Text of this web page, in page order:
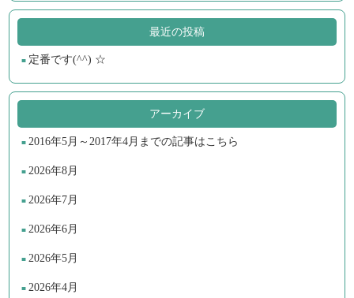
最近の投稿
定番です(^^) ☆
アーカイブ
2016年5月～2017年4月までの記事はこちら
2026年8月
2026年7月
2026年6月
2026年5月
2026年4月